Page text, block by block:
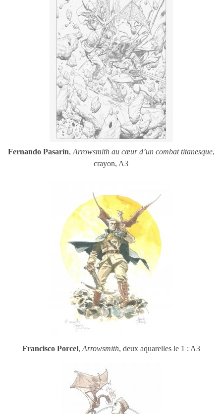
Fernando Pasarín, Arrowsmith au cœur d’un combat titanesque,
crayon, A3
Francisco Porcel, Arrowsmith, deux aquarelles le 1 : A3